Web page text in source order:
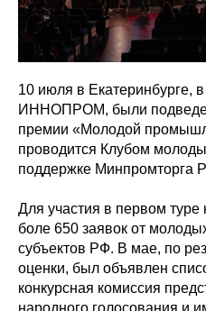
10 июля в Екатеринбурге,
ИННОПРОМ, были
премии «Молодой
проводится Клубом
поддержке Минпромторга
Для участия в первом туре
боле 650 заявок от
субъектов РФ. В мае, по
оценки, был объявлен
конкурсная комиссия